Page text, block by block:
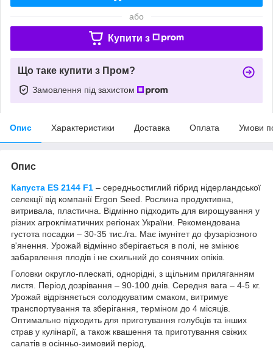
або
Купити з
Що таке купити з Пром?
Замовлення під захистом
Опис Характеристики Доставка Оплата Умови
Опис
Капуста ES 2144 F1 – середньостиглий гібрид нідерландської
селекції від компанії Ergon Seed. Рослина продуктивна,
витривала, пластична. Відмінно підходить для вирощування у
різних агрокліматичних регіонах України. Рекомендована
густота посадки – 30-35 тис./га. Має імунітет до фузаріозного
в'янення. Урожай відмінно зберігається в полі, не змінює
забарвлення плодів і не схильний до сонячних опіків.
Головки округло-плескаті, однорідні, з щільним приляганням
листя. Період дозрівання – 90-100 днів. Середня вага – 4-5 кг.
Урожай відрізняється солодкуватим смаком, витримує
транспортування та зберігання, терміном до 4 місяців.
Оптимально підходить для приготування голубців та інших
страв у кулінарії, а також квашення та приготування свіжих
салатів в осінньо-зимовий період.